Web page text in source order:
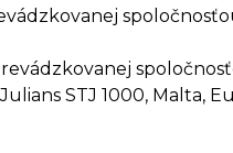
STJ 1000, Malta,